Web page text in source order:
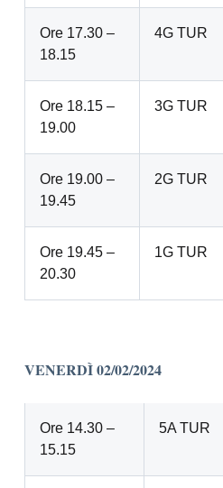
Ore 17.30 –
18.15
4G TUR
Ore 18.15 –
19.00
3G TUR
Ore 19.00 –
19.45
2G TUR
Ore 19.45 –
20.30
1G TUR
VENERDÌ 02/02/2024
Ore 14.30 –
15.15
5A TUR